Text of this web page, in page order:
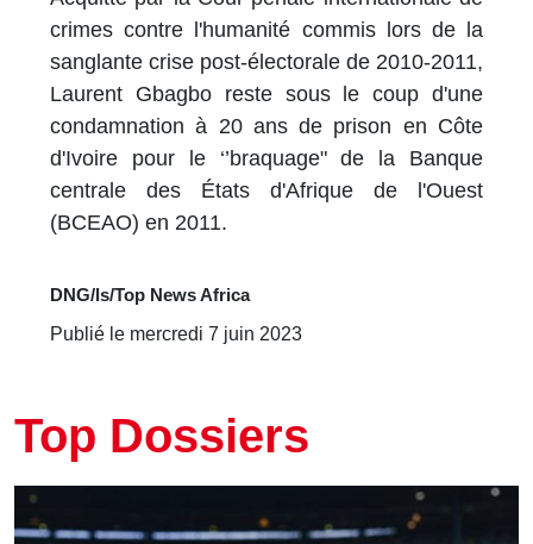
crimes contre l'humanité commis lors de la
sanglante crise post-électorale de 2010-2011,
Laurent Gbagbo reste sous le coup d'une
condamnation à 20 ans de prison en Côte
d'Ivoire pour le ‘’braquage" de la Banque
centrale des États d'Afrique de l'Ouest
(BCEAO) en 2011.
DNG/ls/Top News Africa
Publié le mercredi 7 juin 2023
Top Dossiers